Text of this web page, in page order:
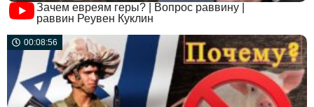
Зачем евреям геры? | Вопрос раввину |
раввин Реувен Куклин
00:08:56